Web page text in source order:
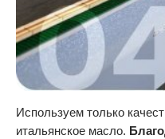
Используем только
итальянское масло.